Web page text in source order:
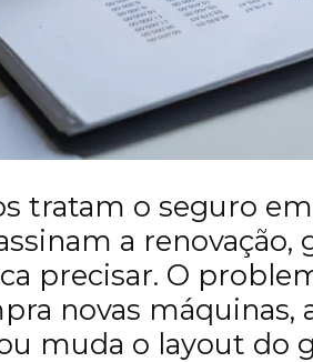
tratam o seguro
a
precisar. O
novas
muda o layout do